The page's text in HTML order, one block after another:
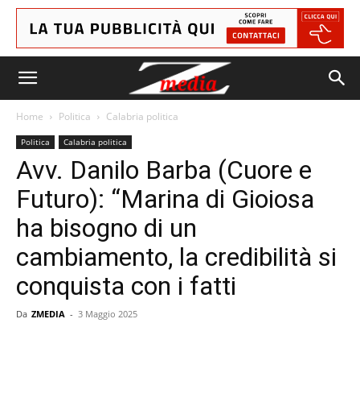
Home Politica Calabria politica
Politica Calabria politica
Avv. Danilo Barba (Cuore e
Futuro): “Marina di Gioiosa
ha bisogno di un
cambiamento, la credibilità si
conquista con i fatti
Da ZMEDIA - 3 Maggio 2025